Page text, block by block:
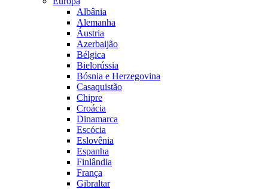
Albânia
Alemanha
Áustria
Azerbaijão
Bélgica
Bielorússia
Bósnia e Herzegovina
Casaquistão
Chipre
Croácia
Dinamarca
Escócia
Eslovênia
Espanha
Finlândia
França
Gibraltar